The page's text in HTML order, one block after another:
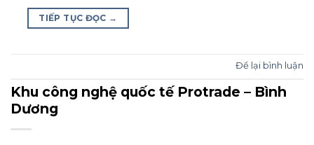
TIẾP TỤC ĐỌC →
Để lại bình luận
Khu công nghệ quốc tế Protrade – Bình
Dương